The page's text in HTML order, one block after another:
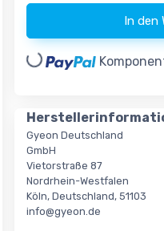
In den
Loading...
Gyeon Deutschland
GmbH
Vietorstraße 87
Nordrhein-Westfalen
Köln, Deutschland, 51103
info@gyeon.de